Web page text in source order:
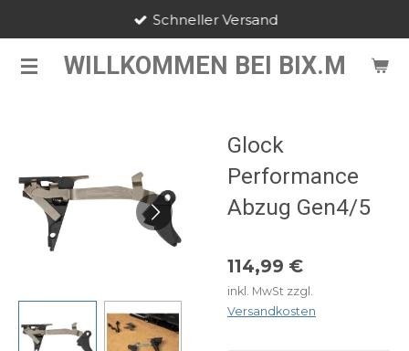
springen WILLKOMMEN BEI BIX.M
Schneller Versand
Glock
Performance
Abzug Gen4/5
114,99 €
inkl. MwSt zzgl.
Versandkosten